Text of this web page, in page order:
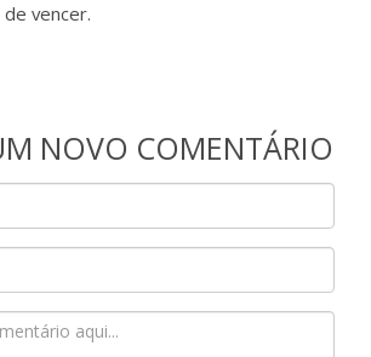
vencer.
NOVO COMENTÁRIO